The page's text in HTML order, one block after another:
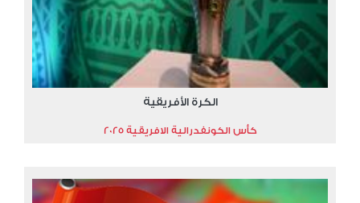
الكرة الأفريقية
كأس الكونفدرالية الافريقية 2025